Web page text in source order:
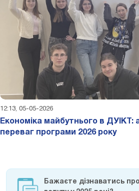
12:13, 05-05-2026
Економіка майбутнього в ДУІКТ:
переваг програми 2026 року
Бажаєте дізнаватись